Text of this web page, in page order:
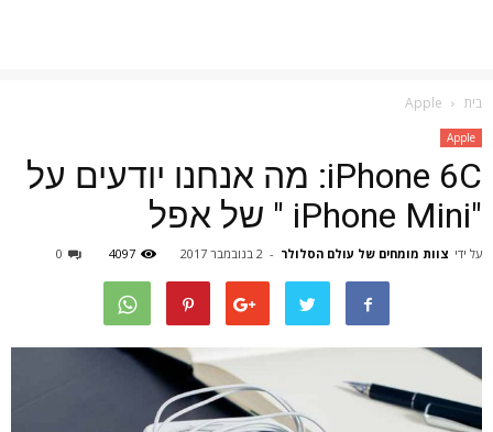
בית Apple
Apple
iPhone 6C: מה אנחנו יודעים על
"iPhone Mini " של אפל
על ידי צוות מומחים של עולם הסלולר - 2 בנובמבר 2017 4097
0